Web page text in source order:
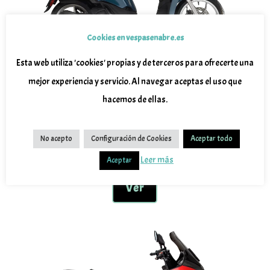
de
Liberty S 125 Euro 5
Seleccionar opciones
Este
producto
tiene
se
pueden
elegir
Ver
Cookies en vespasenabre.es
Esta web utiliza 'cookies' propias y de terceros para ofrecerte una
mejor experiencia y servicio. Al navegar aceptas el uso que
hacemos de ellas.
No acepto Configuración de Cookies Aceptar todo
Aceptar Leer más